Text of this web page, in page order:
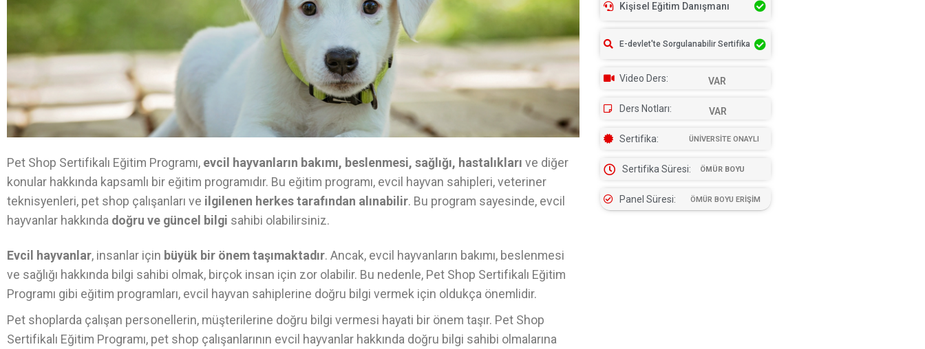
Pet Shop Sertifikalı Eğitim Programı, evcil hayvanların bakımı, beslenmesi, sağlığı, hastalıkları ve diğer
konular hakkında kapsamlı bir eğitim programıdır. Bu eğitim programı, evcil hayvan sahipleri, veteriner
teknisyenleri, pet shop çalışanları ve ilgilenen herkes tarafından alınabilir. Bu program sayesinde, evcil
hayvanlar hakkında doğru ve güncel bilgi sahibi olabilirsiniz.
Evcil hayvanlar, insanlar için büyük bir önem taşımaktadır. Ancak, evcil hayvanların bakımı, beslenmesi
ve sağlığı hakkında bilgi sahibi olmak, birçok insan için zor olabilir. Bu nedenle, Pet Shop Sertifikalı Eğitim
Programı gibi eğitim programları, evcil hayvan sahiplerine doğru bilgi vermek için oldukça önemlidir.
Pet shoplarda çalışan personellerin, müşterilerine doğru bilgi vermesi hayati bir önem taşır. Pet Shop
Sertifikalı Eğitim Programı, pet shop çalışanlarının evcil hayvanlar hakkında doğru bilgi sahibi olmalarına
Kişisel Eğitim Danışmanı
E-devlet'te Sorgulanabilir Sertifika
Video Ders: VAR
Ders Notları: VAR
Sertifika: ÜNİVERSİTE ONAYLI
Sertifika Süresi: ÖMÜR BOYU
Panel Süresi: ÖMÜR BOYU ERİŞİM